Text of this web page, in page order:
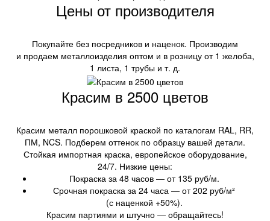
Цены от производителя
Покупайте без посредников и наценок. Производим
и продаем металлоизделия оптом и в розницу от 1 желоба,
1 листа, 1 трубы и т. д.
Красим в 2500 цветов
Красим металл порошковой краской по каталогам RAL, RR,
ПМ, NCS. Подберем оттенок по образцу вашей детали.
Стойкая импортная краска, европейское оборудование,
24/7. Низкие цены:
Покраска за 48 часов — от 135 руб/м.
Срочная покраска за 24 часа — от 202 руб/м²
(с наценкой +50%).
Красим партиями и штучно — обращайтесь!